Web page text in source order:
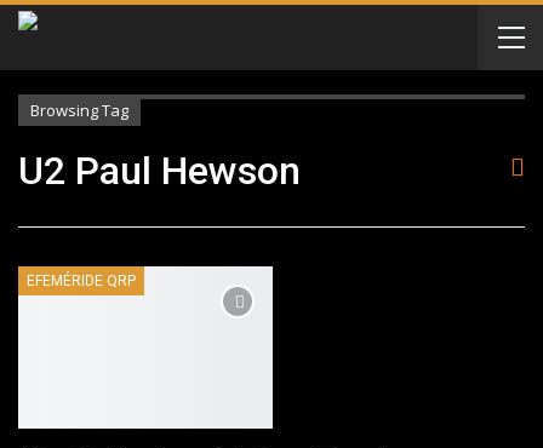
Browsing Tag
U2 Paul Hewson
EFEMÉRIDE QRP